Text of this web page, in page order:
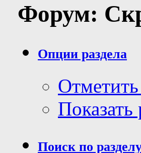
Форум:
Опции раздела
Показать
Поиск по